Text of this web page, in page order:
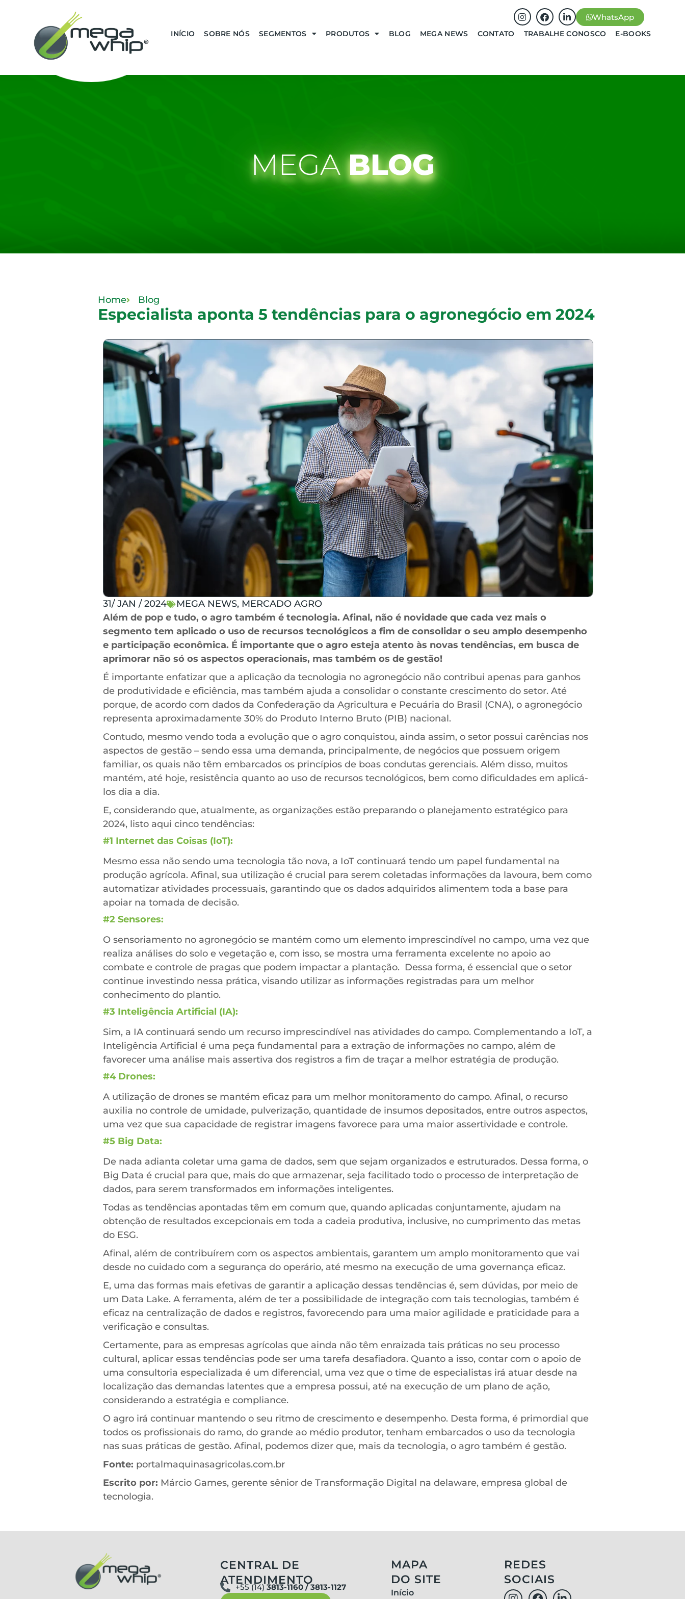
WhatsApp
INÍCIO SOBRE NÓS SEGMENTOS PRODUTOS BLOG MEGA NEWS CONTATO TRABALHE CONOSCO E-BOOKS
MEGABLOG
Home Blog
Especialista aponta 5 tendências para o agronegócio em 2024
31/ JAN / 2024 MEGA NEWS, MERCADO AGRO
Além de pop e tudo, o agro também é tecnologia. Afinal, não é novidade que cada vez mais o
segmento tem aplicado o uso de recursos tecnológicos a fim de consolidar o seu amplo desempenho
e participação econômica. É importante que o agro esteja atento às novas tendências, em busca de
aprimorar não só os aspectos operacionais, mas também os de gestão!
É importante enfatizar que a aplicação da tecnologia no agronegócio não contribui apenas para ganhos
de produtividade e eficiência, mas também ajuda a consolidar o constante crescimento do setor. Até
porque, de acordo com dados da Confederação da Agricultura e Pecuária do Brasil (CNA), o agronegócio
representa aproximadamente 30% do Produto Interno Bruto (PIB) nacional.
Contudo, mesmo vendo toda a evolução que o agro conquistou, ainda assim, o setor possui carências nos
aspectos de gestão – sendo essa uma demanda, principalmente, de negócios que possuem origem
familiar, os quais não têm embarcados os princípios de boas condutas gerenciais. Além disso, muitos
mantém, até hoje, resistência quanto ao uso de recursos tecnológicos, bem como dificuldades em aplicá-
los dia a dia.
E, considerando que, atualmente, as organizações estão preparando o planejamento estratégico para
2024, listo aqui cinco tendências:
#1 Internet das Coisas (IoT):
Mesmo essa não sendo uma tecnologia tão nova, a IoT continuará tendo um papel fundamental na
produção agrícola. Afinal, sua utilização é crucial para serem coletadas informações da lavoura, bem como
automatizar atividades processuais, garantindo que os dados adquiridos alimentem toda a base para
apoiar na tomada de decisão.
#2 Sensores:
O sensoriamento no agronegócio se mantém como um elemento imprescindível no campo, uma vez que
realiza análises do solo e vegetação e, com isso, se mostra uma ferramenta excelente no apoio ao
combate e controle de pragas que podem impactar a plantação. Dessa forma, é essencial que o setor
continue investindo nessa prática, visando utilizar as informações registradas para um melhor
conhecimento do plantio.
#3 Inteligência Artificial (IA):
Sim, a IA continuará sendo um recurso imprescindível nas atividades do campo. Complementando a IoT, a
Inteligência Artificial é uma peça fundamental para a extração de informações no campo, além de
favorecer uma análise mais assertiva dos registros a fim de traçar a melhor estratégia de produção.
#4 Drones:
A utilização de drones se mantém eficaz para um melhor monitoramento do campo. Afinal, o recurso
auxilia no controle de umidade, pulverização, quantidade de insumos depositados, entre outros aspectos,
uma vez que sua capacidade de registrar imagens favorece para uma maior assertividade e controle.
#5 Big Data:
De nada adianta coletar uma gama de dados, sem que sejam organizados e estruturados. Dessa forma, o
Big Data é crucial para que, mais do que armazenar, seja facilitado todo o processo de interpretação de
dados, para serem transformados em informações inteligentes.
Todas as tendências apontadas têm em comum que, quando aplicadas conjuntamente, ajudam na
obtenção de resultados excepcionais em toda a cadeia produtiva, inclusive, no cumprimento das metas
do ESG.
Afinal, além de contribuírem com os aspectos ambientais, garantem um amplo monitoramento que vai
desde no cuidado com a segurança do operário, até mesmo na execução de uma governança eficaz.
E, uma das formas mais efetivas de garantir a aplicação dessas tendências é, sem dúvidas, por meio de
um Data Lake. A ferramenta, além de ter a possibilidade de integração com tais tecnologias, também é
eficaz na centralização de dados e registros, favorecendo para uma maior agilidade e praticidade para a
verificação e consultas.
Certamente, para as empresas agrícolas que ainda não têm enraizada tais práticas no seu processo
cultural, aplicar essas tendências pode ser uma tarefa desafiadora. Quanto a isso, contar com o apoio de
uma consultoria especializada é um diferencial, uma vez que o time de especialistas irá atuar desde na
localização das demandas latentes que a empresa possui, até na execução de um plano de ação,
considerando a estratégia e compliance.
O agro irá continuar mantendo o seu ritmo de crescimento e desempenho. Desta forma, é primordial que
todos os profissionais do ramo, do grande ao médio produtor, tenham embarcados o uso da tecnologia
nas suas práticas de gestão. Afinal, podemos dizer que, mais da tecnologia, o agro também é gestão.
Fonte: portalmaquinasagricolas.com.br
Escrito por: Márcio Games, gerente sênior de Transformação Digital na delaware, empresa global de
tecnologia.
CENTRAL DE
ATENDIMENTO
+55 (14)3813-1160 / 3813-1127
MAPA
DO SITE
Início
REDES
SOCIAIS